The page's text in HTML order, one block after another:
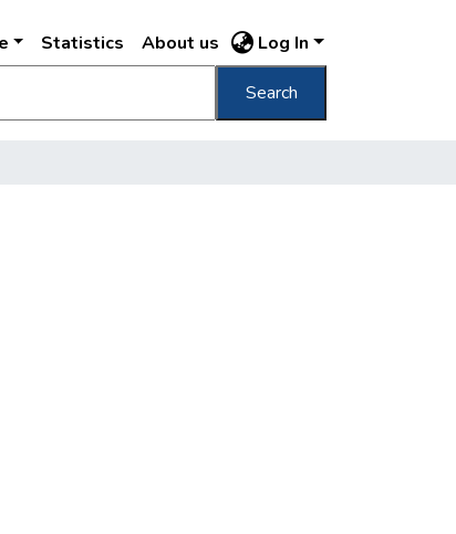
Statistics About us Log In
Search